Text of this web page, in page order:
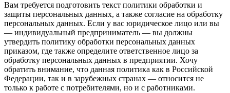
Вам требуется подготовить текст политики обработки и
защиты персональных данных, а также согласие на обработку
персональных данных. Если у вас юридическое лицо или вы
— индивидуальный предприниматель — вы должны
утвердить политику обработки персональных данных
приказом, где также определите ответственное лицо за
обработку персональных данных в предприятии. Хочу
обратить внимание, что данная политика как в Российской
Федерации, так и в зарубежных странах — относится не
только к работе с потребителями, но и с работниками.